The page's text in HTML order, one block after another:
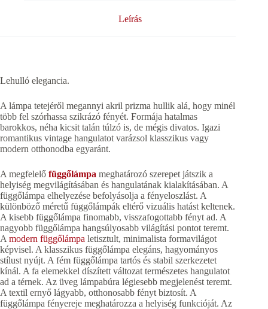
Leírás
Lehulló elegancia.
A lámpa tetejéről megannyi akril prizma hullik alá, hogy minél
több fel szórhassa szikrázó fényét. Formája hatalmas
barokkos, néha kicsit talán túlzó is, de mégis divatos. Igazi
romantikus vintage hangulatot varázsol klasszikus vagy
modern otthonodba egyaránt.
A megfelelő függőlámpa meghatározó szerepet játszik a
helyiség megvilágításában és hangulatának kialakításában. A
függőlámpa elhelyezése befolyásolja a fényeloszlást. A
különböző méretű függőlámpák eltérő vizuális hatást keltenek.
A kisebb függőlámpa finomabb, visszafogottabb fényt ad. A
nagyobb függőlámpa hangsúlyosabb világítási pontot teremt.
Amodern függőlámpa letisztult, minimalista formavilágot
képvisel. A klasszikus függőlámpa elegáns, hagyományos
stílust nyújt. A fém függőlámpa tartós és stabil szerkezetet
kínál. A fa elemekkel díszített változat természetes hangulatot
ad a térnek. Az üveg lámpabúra légiesebb megjelenést teremt.
A textil ernyő lágyabb, otthonosabb fényt biztosít. A
függőlámpa fényereje meghatározza a helyiség funkcióját. Az